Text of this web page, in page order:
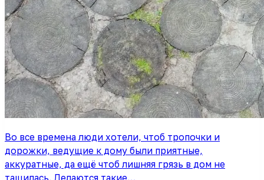
Во все времена люди хотели, чтоб тропочки и
дорожки, ведущие к дому были приятные,
аккуратные, да ещё чтоб лишняя грязь в дом не
тащилась. Делаются такие…